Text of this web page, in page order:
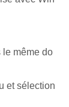
le même do
et sélection